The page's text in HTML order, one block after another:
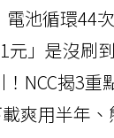
池循環44
元」是沒刷
NCC揭3
爽用半年